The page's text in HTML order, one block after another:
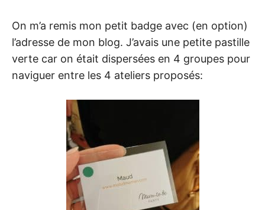
On m’a remis mon petit badge avec (en option)
l’adresse de mon blog. J’avais une petite pastille
verte car on était dispersées en 4 groupes pour
naviguer entre les 4 ateliers proposés: